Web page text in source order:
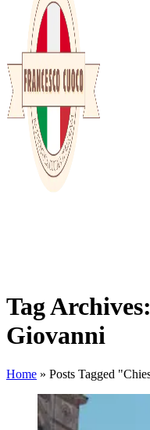
Tag
Giovanni
Home » Posts Tagged